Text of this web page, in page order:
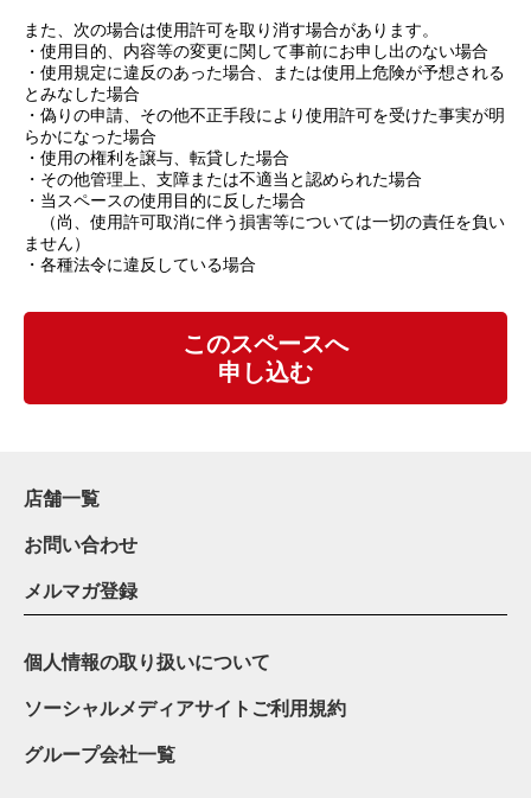
また、次の場合は使用許可を取り消す場合があります。
・使用目的、内容等の変更に関して事前にお申し出のない場合
・使用規定に違反のあった場合、または使用上危険が予想される
とみなした場合
・偽りの申請、その他不正手段により使用許可を受けた事実が明
らかになった場合
・使用の権利を譲与、転貸した場合
・その他管理上、支障または不適当と認められた場合
・当スペースの使用目的に反した場合
（尚、使用許可取消に伴う損害等については一切の責任を負い
ません）
・各種法令に違反している場合
このスペースへ
申し込む
店舗一覧
お問い合わせ
メルマガ登録
個人情報の取り扱いについて
ソーシャルメディアサイトご利用規約
グループ会社一覧